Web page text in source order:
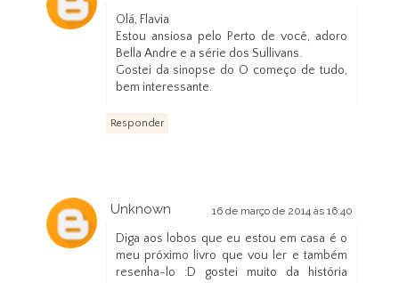
Olá, Flavia
Estou ansiosa pelo Perto de você, adoro
Bella Andre e a série dos Sullivans.
Gostei da sinopse do O começo de tudo,
bem interessante.
Responder
Unknown 16 de março de 2014 às 16:40
Diga aos lobos que eu estou em casa é o
meu próximo livro que vou ler e também
resenha-lo :D gostei muito da história